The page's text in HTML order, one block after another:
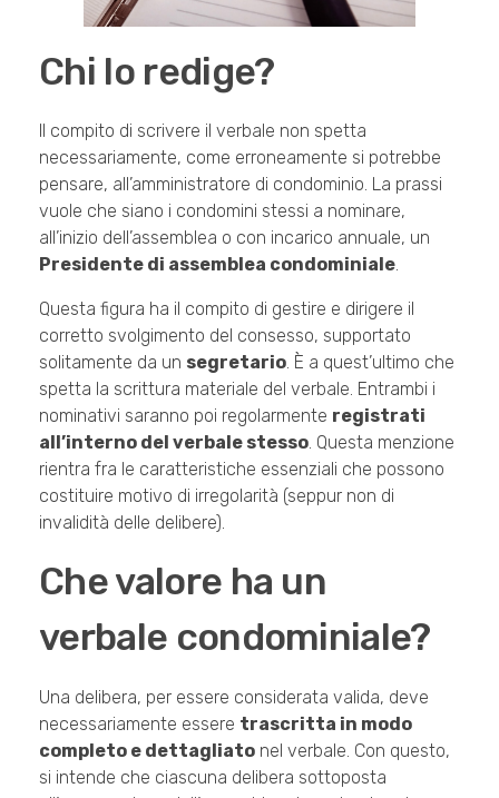
Chi lo redige?
Il compito di scrivere il verbale non spetta
necessariamente, come erroneamente si potrebbe
pensare, all’amministratore di condominio. La prassi
vuole che siano i condomini stessi a nominare,
all’inizio dell’assemblea o con incarico annuale, un
Presidente di assemblea condominiale.
Questa figura ha il compito di gestire e dirigere il
corretto svolgimento del consesso, supportato
solitamente da un segretario. È a quest’ultimo che
spetta la scrittura materiale del verbale. Entrambi i
nominativi saranno poi regolarmente registrati
all’interno del verbale stesso. Questa menzione
rientra fra le caratteristiche essenziali che possono
costituire motivo di irregolarità (seppur non di
invalidità delle delibere).
Che valore ha un
verbale condominiale?
Una delibera, per essere considerata valida, deve
necessariamente essere trascritta in modo
completo e dettagliato nel verbale. Con questo,
si intende che ciascuna delibera sottoposta